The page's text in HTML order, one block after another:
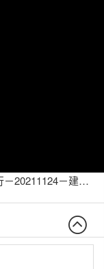
110-1－醫病風險數據與醫療照護管理－陸行－20211124－建立預測模式的原則-8